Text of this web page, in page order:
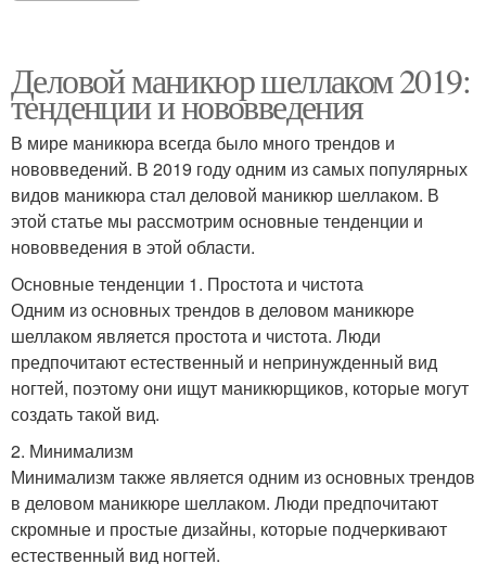
Деловой маникюр шеллаком 2019:
тенденции и нововведения
В мире маникюра всегда было много трендов и
нововведений. В 2019 году одним из самых популярных
видов маникюра стал деловой маникюр шеллаком. В
этой статье мы рассмотрим основные тенденции и
нововведения в этой области.
Основные тенденции 1. Простота и чистота
Одним из основных трендов в деловом маникюре
шеллаком является простота и чистота. Люди
предпочитают естественный и непринужденный вид
ногтей, поэтому они ищут маникюрщиков, которые могут
создать такой вид.
2. Минимализм
Минимализм также является одним из основных трендов
в деловом маникюре шеллаком. Люди предпочитают
скромные и простые дизайны, которые подчеркивают
естественный вид ногтей.